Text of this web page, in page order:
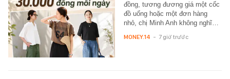
đồng, tương đương giá một cốc
đồ uống hoặc một đơn hàng
nhỏ, chị Minh Anh không nghĩ…
MONEY.14 - 7 giờ trước